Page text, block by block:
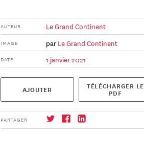
AUTEUR Le Grand Continent
IMAGE parLe Grand Continent
DATE 1 janvier 2021
AJOUTER TÉLÉCHARGER LE
PDF
PARTAGER